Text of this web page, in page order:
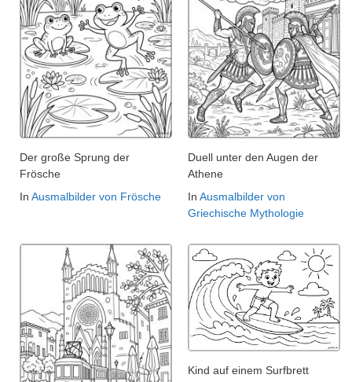
Der große Sprung der
Frösche
In Ausmalbilder von Frösche
Duell unter den Augen der
Athene
In Ausmalbilder von
Griechische Mythologie
Kind auf einem Surfbrett